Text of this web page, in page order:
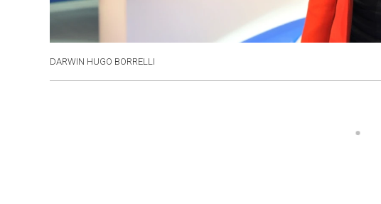
DARWIN HUGO BORRELLI